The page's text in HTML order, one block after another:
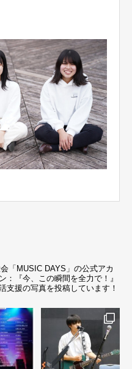
「MUSIC DAYS」の公式アカ
：『今、この瞬間を全力で！』
支援の写真を投稿しています！